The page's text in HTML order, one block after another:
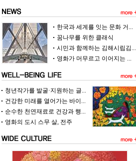
한국과 세계를 잇는 문화 거...
꿈나무를 위한 클래식
시민과 함께하는 김해시립김...
영화가 머무르고 이어지는 ...
청년작가를 발굴·지원하는 글...
건강한 미래를 열어가는 바이...
순수한 천연재료로 건강과 행...
영화의 도시 스무 살, 전주